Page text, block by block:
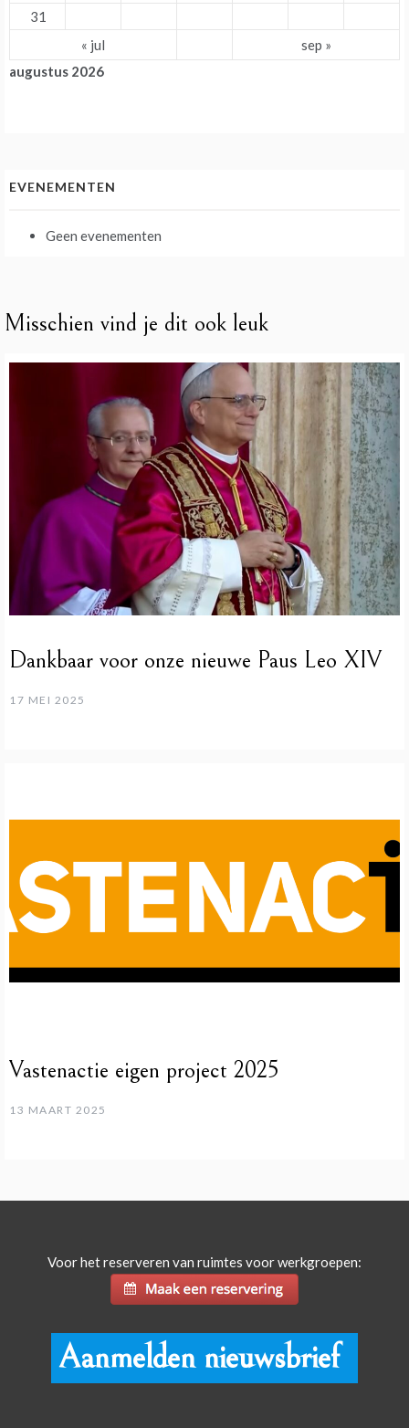
augustus 2026
31
« jul
sep »
EVENEMENTEN
Geen evenementen
Misschien vind je dit ook leuk
Dankbaar voor onze nieuwe Paus Leo XIV
17 MEI 2025
Vastenactie eigen project 2025
13 MAART 2025
Voor het reserveren van ruimtes voor werkgroepen:
Aanmelden nieuwsbrief